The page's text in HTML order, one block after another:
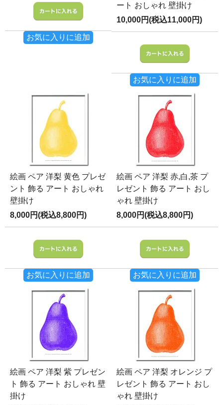
お気に入りに追加
ート おしゃれ 壁掛け
10,000円(税込11,000円)
お気に入りに追加
絵画 ペア 洋梨 黄色 プレゼ
ント 飾る アート おしゃれ
壁掛け
8,000円(税込8,800円)
お気に入りに追加
絵画 ペア 洋梨 赤,白,茶 プ
レゼント 飾る アート おし
ゃれ 壁掛け
8,000円(税込8,800円)
お気に入りに追加
絵画 ペア 洋梨 紫 プレゼン
ト 飾る アート おしゃれ 壁
掛け
絵画 ペア 洋梨 オレンジ プ
レゼント 飾る アート おし
ゃれ 壁掛け